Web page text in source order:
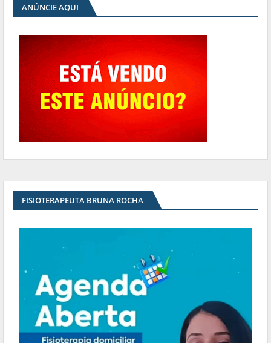
ANÚNCIE AQUI
FISIOTERAPEUTA BRUNA ROCHA